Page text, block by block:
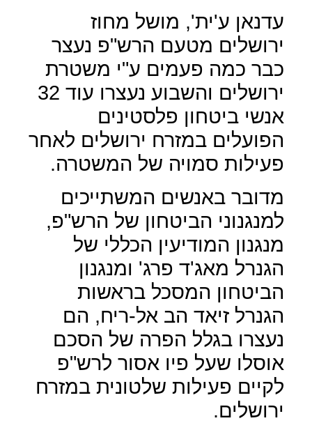
עדנאן ע'ית', מושל מחוז
ירושלים מטעם הרש"פ נעצר
כבר כמה פעמים ע"י משטרת
ירושלים והשבוע נעצרו עוד 32
אנשי ביטחון פלסטינים
הפועלים במזרח ירושלים לאחר
פעילות סמויה של המשטרה.
מדובר באנשים המשתייכים
למנגנוני הביטחון של הרש"פ,
מנגנון המודיעין הכללי של
הגנרל מאג'ד פרג' ומנגנון
הביטחון המסכל בראשות
הגנרל זיאד הב אל-ריח, הם
נעצרו בגלל הפרה של הסכם
אוסלו שעל פיו אסור לרש"פ
לקיים פעילות שלטונית במזרח
ירושלים.